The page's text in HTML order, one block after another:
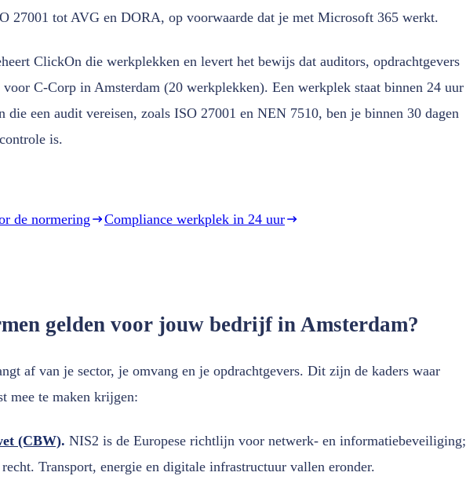
27001 tot AVG en DORA, op voorwaarde dat je met Microsoft 365 werkt.
ClickOn die werkplekken en levert het bewijs dat auditors, opdrachtgevers
voor C-Corp in Amsterdam (20 werkplekken). Een werkplek staat binnen 24 uur
een audit vereisen, zoals ISO 27001 en NEN 7510, ben je binnen 30 dagen
is.
de normering Compliance werkplek in 24 uur
gelden voor jouw bedrijf in Amsterdam?
af van je sector, je omvang en je opdrachtgevers. Dit zijn de kaders waar
mee te maken krijgen:
(CBW). NIS2 is de Europese richtlijn voor netwerk- en informatiebeveiliging;
Transport, energie en digitale infrastructuur vallen eronder.